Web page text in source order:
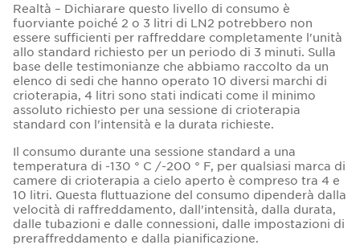
Realtà – Dichiarare questo livello di consumo è
fuorviante poiché 2 o 3 litri di LN2 potrebbero non
essere sufficienti per raffreddare completamente l'unità
allo standard richiesto per un periodo di 3 minuti. Sulla
base delle testimonianze che abbiamo raccolto da un
elenco di sedi che hanno operato 10 diversi marchi di
crioterapia, 4 litri sono stati indicati come il minimo
assoluto richiesto per una sessione di crioterapia
standard con l'intensità e la durata richieste.
Il consumo durante una sessione standard a una
temperatura di -130 ° C /-200 ° F, per qualsiasi marca di
camere di crioterapia a cielo aperto è compreso tra 4 e
10 litri. Questa fluttuazione del consumo dipenderà dalla
velocità di raffreddamento, dall'intensità, dalla durata,
dalle tubazioni e dalle connessioni, dalle impostazioni di
preraffreddamento e dalla pianificazione.